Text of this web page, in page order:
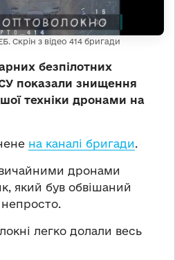
Скрін з відео 414 бригади
безпілотних
показали знищення
техніки дронами на
на каналі бригади.
дронами
який був обвішаний
легко долали весь